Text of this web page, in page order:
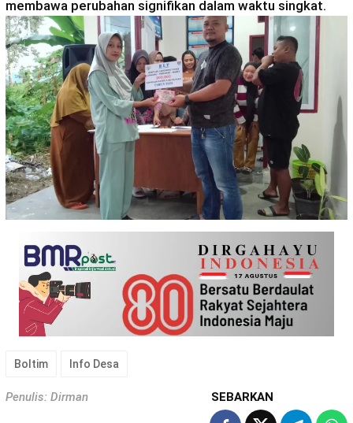
membawa perubahan signifikan dalam waktu singkat.
Boltim Info Desa
Penulis: Dirman SEBARKAN